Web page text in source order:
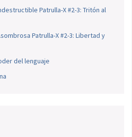
Patrulla-X #2-3: Tritón al
Patrulla-X #2-3: Libertad y
del lenguaje